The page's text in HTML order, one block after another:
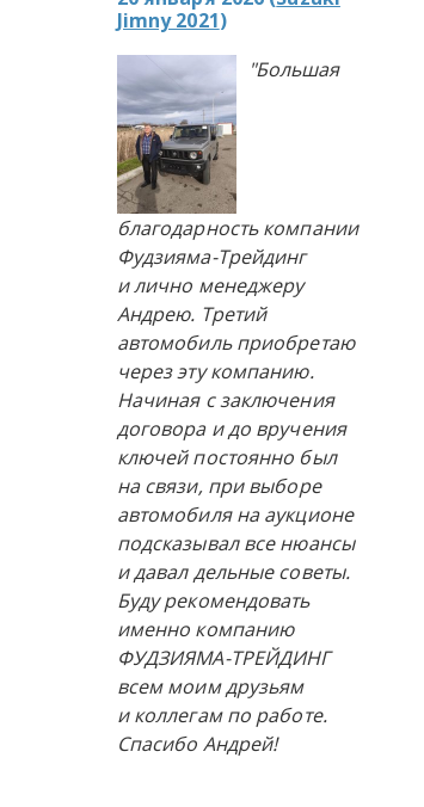
Jimny 2021)
"Большая
благодарность компании
Фудзияма-Трейдинг
и лично менеджеру
Андрею. Третий
автомобиль приобретаю
через эту компанию.
Начиная с заключения
договора и до вручения
ключей постоянно был
на связи, при выборе
автомобиля на аукционе
подсказывал все нюансы
и давал дельные советы.
Буду рекомендовать
именно компанию
ФУДЗИЯМА-ТРЕЙДИНГ
всем моим друзьям
и коллегам по работе.
Спасибо Андрей!